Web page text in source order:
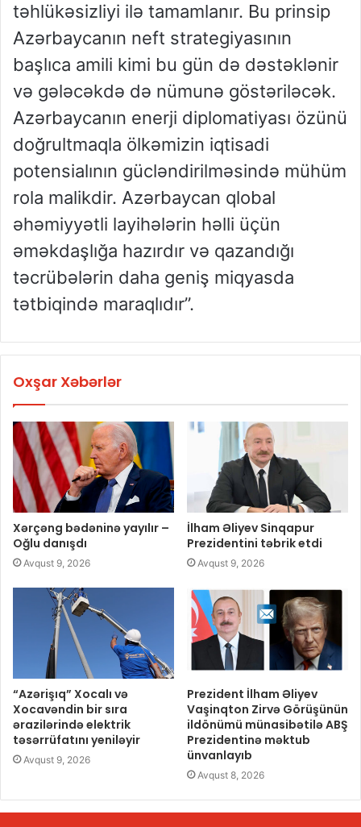
təhlükəsizliyi ilə tamamlanır. Bu prinsip
Azərbaycanın neft strategiyasının
başlıca amili kimi bu gün də dəstəklənir
və gələcəkdə də nümunə göstəriləcək.
Azərbaycanın enerji diplomatiyası özünü
doğrultmaqla ölkəmizin iqtisadi
potensialının gücləndirilməsində mühüm
rola malikdir. Azərbaycan qlobal
əhəmiyyətli layihələrin həlli üçün
əməkdaşlığa hazırdır və qazandığı
təcrübələrin daha geniş miqyasda
tətbiqində maraqlıdır”.
Oxşar Xəbərlər
Xərçəng bədəninə yayılır –
Oğlu danışdı
Avqust 9, 2026
İlham Əliyev Sinqapur
Prezidentini təbrik etdi
Avqust 9, 2026
“Azərişıq” Xocalı və
Xocavəndin bir sıra
ərazilərində elektrik
təsərrüfatını yeniləyir
Avqust 9, 2026
Prezident İlham Əliyev
Vaşinqton Zirvə Görüşünün
ildönümü münasibətilə ABŞ
Prezidentinə məktub
ünvanlayıb
Avqust 8, 2026